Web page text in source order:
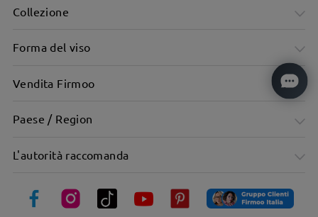
Ultra leggero: Solo 12 g, comfort garantito
Collezione
Forma del viso
Vendita Firmoo
Paese / Region
L'autorità raccomanda